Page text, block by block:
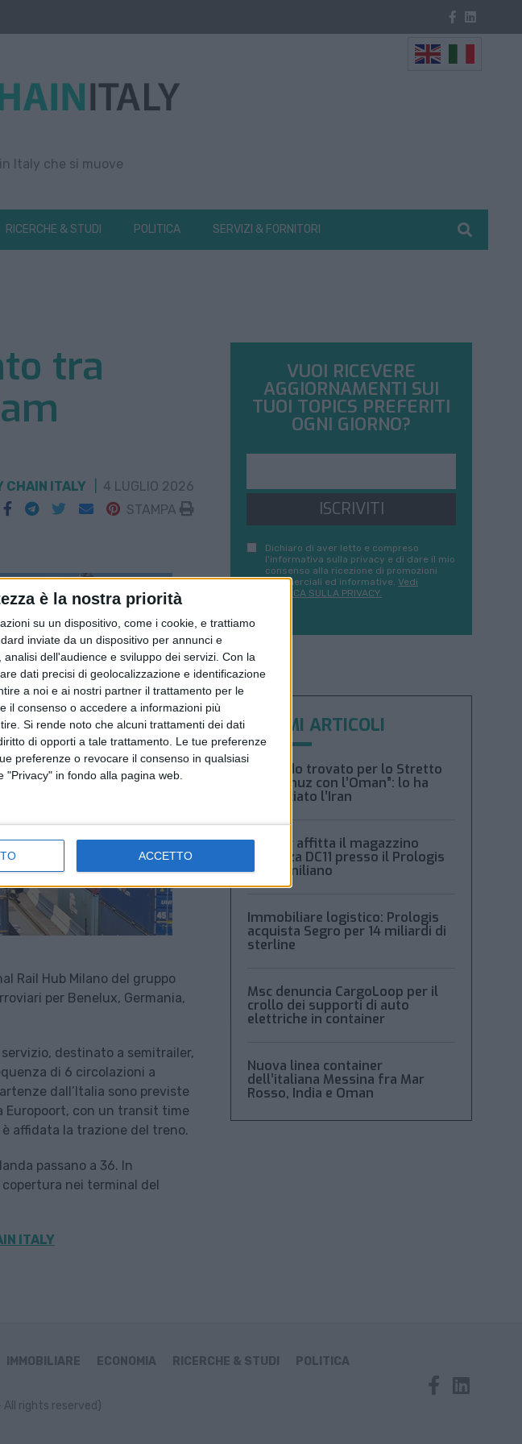
è la nostra priorità
su un dispositivo, come i cookie, e trattiamo
inviate da un dispositivo per annunci e
dell'audience e sviluppo dei servizi. Con la
dati precisi di geolocalizzazione e identificazione
a noi e ai nostri partner il trattamento per le
il consenso o accedere a informazioni più
Si rende noto che alcuni trattamenti dei dati
di opporti a tale trattamento. Le tue preferenze
preferenze o revocare il consenso in qualsiasi
in fondo alla pagina web.
ACCETTO
Italy che si muove
RICERCHE & STUDI POLITICA SERVIZI & FORNITORI
tra
CHAIN ITALY
4 LUGLIO 2026
STAMPA
Rail Hub Milano del gruppo
per Benelux, Germania,
destinato a semitrailer,
di 6 circolazioni a
dall’Italia sono previste
Europoort, con un transit time
affidata la trazione del treno.
passano a 36. In
nei terminal del
ITALY
VUOI RICEVERE
AGGIORNAMENTI SUI
TUOI TOPICS PREFERITI
OGNI GIORNO?
ISCRIVITI
Dichiaro di aver letto e compreso
l'informativa sulla privacy e di dare il mio
consenso alla ricezione di promozioni
commerciali ed informative. Vedi
POLITICA SULLA PRIVACY.
ULTIMI ARTICOLI
“Accordo trovato per lo Stretto
di Hormuz con l’Oman”: lo ha
annunciato l’Iran
Condor affitta il magazzino
Piacenza DC11 presso il Prologis
Park emiliano
Immobiliare logistico: Prologis
acquista Segro per 14 miliardi di
sterline
Msc denuncia CargoLoop per il
crollo dei supporti di auto
elettriche in container
Nuova linea container
dell’italiana Messina fra Mar
Rosso, India e Oman
IMMOBILIARE ECONOMIA RICERCHE & STUDI
POLITICA
rights reserved)